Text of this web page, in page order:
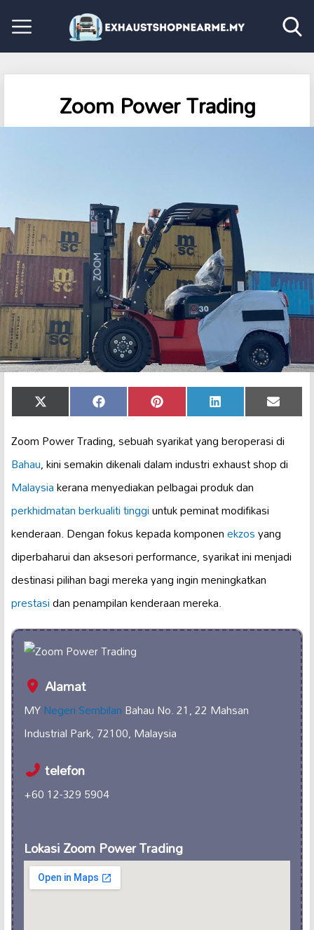
Zoom Power Trading
Share
on
X
(Twitter)
Share
on
Facebook Share
on
Pinterest Share
on
LinkedIn Share
on
Email
Zoom Power Trading, sebuah syarikat yang beroperasi di
Bahau, kini semakin dikenali dalam industri exhaust shop di
Malaysiakerana menyediakan pelbagai produk dan
perkhidmatan berkualiti tinggiuntuk peminat modifikasi
kenderaan. Dengan fokus kepada komponenekzosyang
diperbaharui dan aksesori performance, syarikat ini menjadi
destinasi pilihan bagi mereka yang ingin meningkatkan
prestasidan penampilan kenderaan mereka.
Alamat
MYNegeri SembilanBahau No. 21, 22 Mahsan
Industrial Park, 72100, Malaysia
telefon
+60 12-329 5904
Lokasi Zoom Power Trading